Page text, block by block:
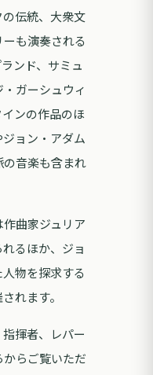
伝統、大衆文
も演奏される
ンド、サミュ
ガーシュウィ
ンの作品のほ
ョン・アダム
の音楽も含まれ
曲家ジュリア
るほか、ジョ
物を探求する
れます。
揮者、レパー
からご覧いただ